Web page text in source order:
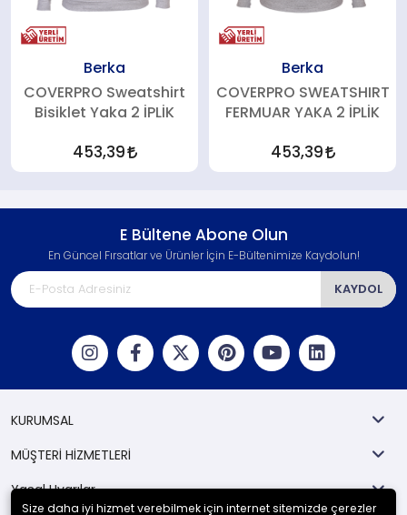
Berka
COVERPRO Sweatshirt
Bisiklet Yaka 2 İPLİK
453,39
Berka
COVERPRO SWEATSHIRT
FERMUAR YAKA 2 İPLİK
453,39
E Bültene Abone Olun
En Güncel Fırsatlar ve Ürünler İçin E-Bültenimize Kaydolun!
KAYDOL
KURUMSAL
MÜŞTERİ HİZMETLERİ
Yasal Uyarılar
Size daha iyi hizmet verebilmek için internet sitemizde çerezler